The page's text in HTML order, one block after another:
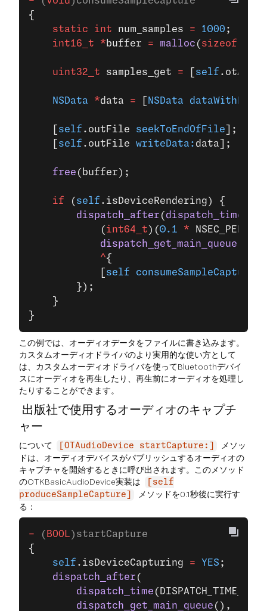
{
    static
int num_samples = 1000 ;
    int16_t
* buffer = malloc ( sizeof
    uint32_t
samples_get = self
    NSData
*data = NSData
self .outFile seekToEndOfFile ];
self .outFile writeData: data];
    free
(buffer);
    if
( self .isDeviceRendering) {
        dispatch_after
( dispatch_time
            (
int64_t )(0.1 *
            dispatch_get_main_queue
            ^
{
self consumeSampleCapture
        });
    }
}
この例では、オーディオデータをファイルに書き込みます。
カスタムオーディオドライバのより実用的な使い方として
は、カスタムオーディオドライバを使ってBluetoothデバイ
スにオーディオを再生したり、再生前にオーディオを処理し
たりすることができます。
出版社で使用するオーディオのキャプチ
ャー
について [OTAudioDevice startCapture:]
メソッ
ドは、オーディオデバイスがパブリッシュするオーディオの
キャプチャを開始するときに呼び出されます。このメソッド
のOTKBasicAudioDevice実装は
[self
produceSampleCapture]
メソッドを0.1秒後に実行す
る：
- ( BOOL )startCapture
{
    self
.isDeviceCapturing = YES ;
    dispatch_after
(
        dispatch_time
        dispatch_get_main_queue
(),